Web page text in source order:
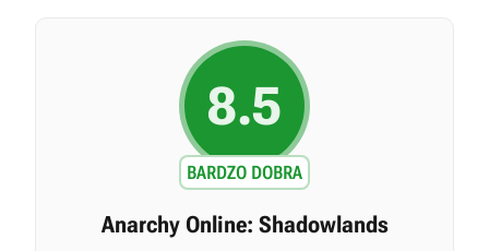
8.5
BARDZO DOBRA
Anarchy Online: Shadowlands